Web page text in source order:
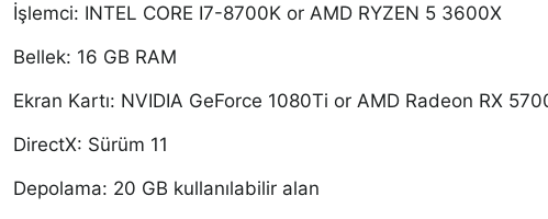
İşlemci: INTEL CORE I7-8700K or AMD RYZEN 5 3600X
Bellek: 16 GB RAM
Ekran Kartı: NVIDIA GeForce 1080Ti or AMD Radeon RX
DirectX: Sürüm 11
Depolama: 20 GB kullanılabilir alan